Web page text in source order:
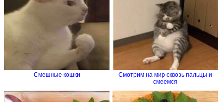
Смешные кошки
Смотрим на мир сквозь пальцы и
смеемся